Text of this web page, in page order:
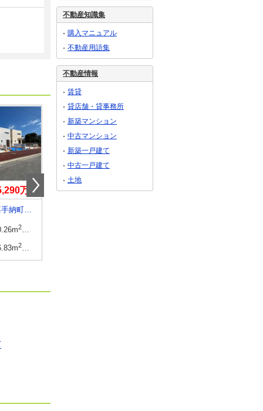
万円
沖縄県中頭郡嘉手納町屋良１
2・104.04m
2～119.31m
4,690万円
不動産知識集
購入マニュアル
不動産用語集
不動産情報
賃貸
貸店舗・貸事務所
新築マンション
中古マンション
新築一戸建て
中古一戸建て
土地